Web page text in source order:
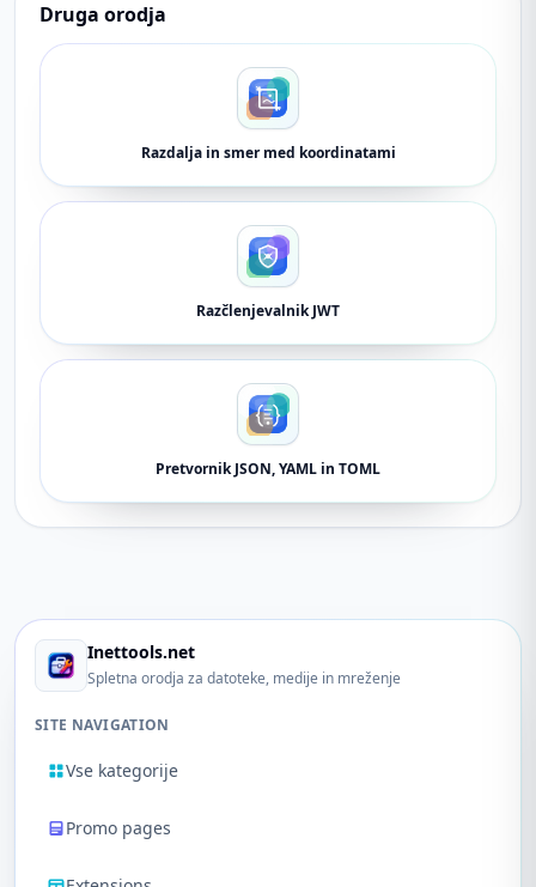
Druga orodja
Razdalja in smer med koordinatami
Razčlenjevalnik JWT
Pretvornik JSON, YAML in TOML
Inettools.net
Spletna orodja za datoteke, medije in mreženje
SITE NAVIGATION
Vse kategorije
Promo pages